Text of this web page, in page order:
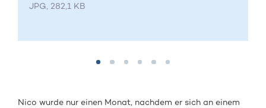
JPG, 282,1 KB
Nico wurde nur einen Monat, nachdem er sich an einem